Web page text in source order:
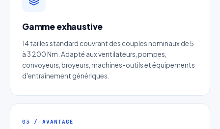
Gamme exhaustive
14 tailles standard couvrant des couples nominaux de 5
à 3 200 Nm. Adapté aux ventilateurs, pompes,
convoyeurs, broyeurs, machines-outils et équipements
d'entraînement génériques.
03 / AVANTAGE
inoxydable
Réponse sous 24h — Sans engagement